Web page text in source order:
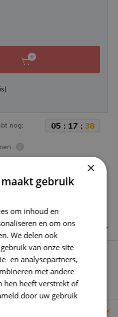
nog: 05 : 17 : 38
dit product?
van het juiste product.
×
gebruik
om inhoud en
en om ons
We delen ook
van onze site
en analysepartners,
met andere
hen heeft verstrekt of
door uw gebruik